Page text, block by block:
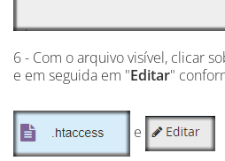
6 - Com o arquivo visível, clicar
e em seguida em "Editar"
e